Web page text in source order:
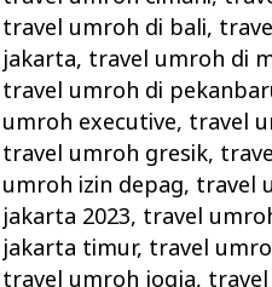
travel umroh di bali,
jakarta, travel umroh di
travel umroh di
umroh executive, travel
travel umroh gresik,
umroh izin depag, travel
jakarta 2023, travel
jakarta timur, travel
travel umroh jogja,